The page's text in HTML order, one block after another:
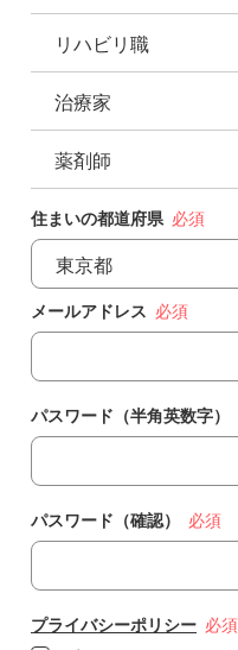
正看護師
准看護師
保健師
リハビリ職
理学療法士(PT)
作業療法士(OT)
治療家
柔道整復師
あん摩マッサージ指圧師
鍼灸師
薬剤師
薬剤師
認定薬剤師
専門薬剤師
住まいの都道府県
メールアドレス
パスワード（半角英数字）
パスワード（確認）
プライバシーポリシー